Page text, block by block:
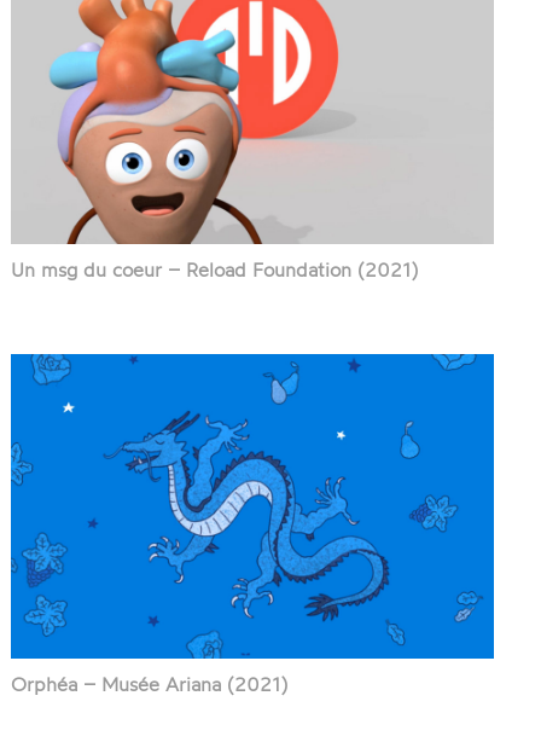
Un msg du coeur – Reload Foundation (2021)
Orphéa – Musée Ariana (2021)